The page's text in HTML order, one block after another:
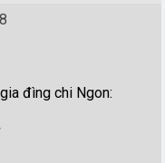
đìng chi Ngon: